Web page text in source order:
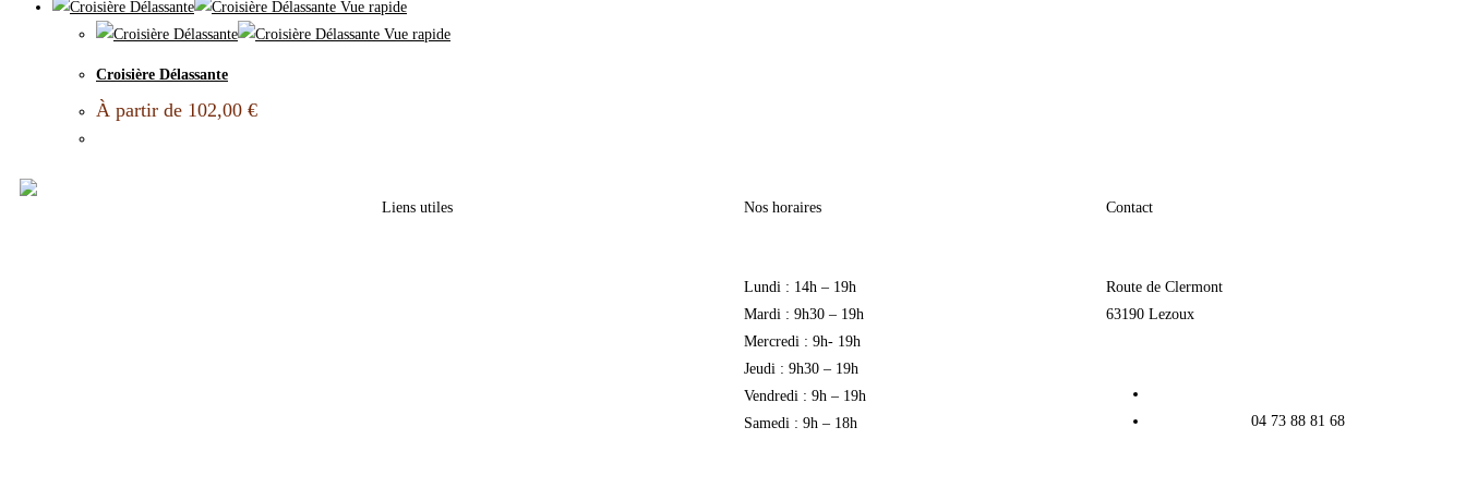
Vue rapide
Vue rapide
Croisière Délassante
À partir de 102,00 €
Liens utiles Nos horaires
Lundi : 14h – 19h
Mardi : 9h30 – 19h
Mercredi : 9h- 19h
Jeudi : 9h30 – 19h
Vendredi : 9h – 19h
Samedi : 9h – 18h
Contact
Route de Clermont
63190 Lezoux
04 73 88 81 68